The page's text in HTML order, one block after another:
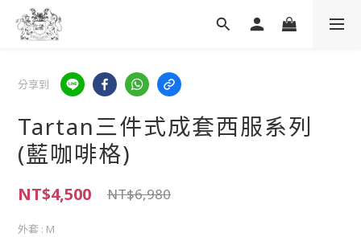
分享到
Tartan三件式成套西服系列
(藍咖啡格)
NT$4,500 NT$6,980
外套 : M